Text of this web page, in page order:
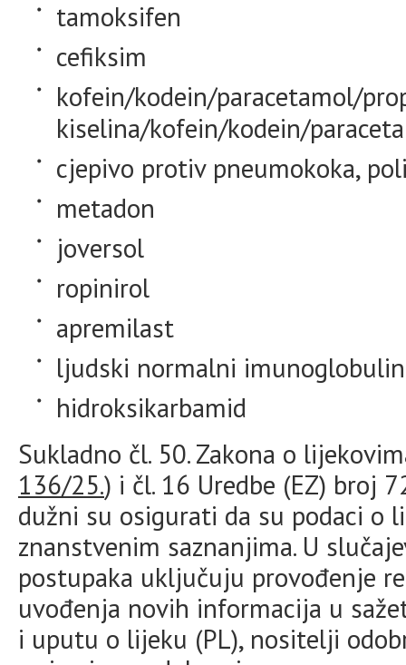
tamoksifen
cefiksim
kofein/kodein/paracetamol/
kiselina/kofein/kodein/
cjepivo protiv pneumokoka,
metadon
joversol
ropinirol
apremilast
ljudski normalni imunoglobulin
hidroksikarbamid
Sukladno čl. 50. Zakona o
136/25.) i čl. 16 Uredbe (EZ) broj
dužni su osigurati da su podaci o
znanstvenim saznanjima. U
postupaka uključuju provođenje
uvođenja novih informacija u
i uputu o lijeku (PL), nositelji